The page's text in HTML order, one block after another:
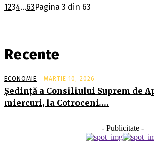
1234...63Pagina 3 din 63
Recente
ECONOMIE MARTIE 10, 2026
Şedinţă a Consiliului Suprem de
miercuri, la Cotroceni….
- Publicitate -